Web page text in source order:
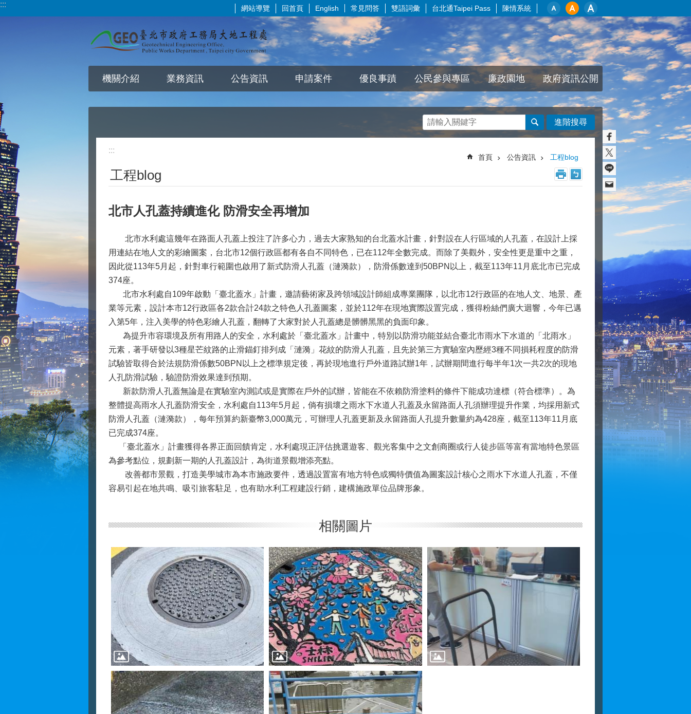
跳到主要內容區塊
::: 網站導覽 回首頁 English 常見問答 雙語詞彙 台北通Taipei Pass 陳情系統
機關介紹 業務資訊 公告資訊 申請案件 優良事蹟 公民參與專區 廉政園地 政府資訊公開
進階搜尋
:::
首頁 公告資訊 工程blog
工程blog
北市人孔蓋持續進化 防滑安全再增加
北市水利處這幾年在路面人孔蓋上投注了許多心力，過去大家熟知的台北蓋水計畫，針對設在人行區域的人孔蓋，在設計上採
用連結在地人文的彩繪圖案，台北市12個行政區都有各自不同特色，已在112年全數完成。而除了美觀外，安全性更是重中之重，
因此從113年5月起，針對車行範圍也啟用了新式防滑人孔蓋（漣漪款），防滑係數達到50BPN以上，截至113年11月底北市已完成
374座。
北市水利處自109年啟動「臺北蓋水」計畫，邀請藝術家及跨領域設計師組成專業團隊，以北市12行政區的在地人文、地景、產
業等元素，設計本市12行政區各2款合計24款之特色人孔蓋圖案，並於112年在現地實際設置完成，獲得粉絲們廣大迴響，今年已邁
入第5年，注入美學的特色彩繪人孔蓋，翻轉了大家對於人孔蓋總是髒髒黑黑的負面印象。
為提升市容環境及所有用路人的安全，水利處於「臺北蓋水」計畫中，特別以防滑功能並結合臺北市雨水下水道的「北雨水」
元素，著手研發以3種星芒紋路的止滑錨釘排列成「漣漪」花紋的防滑人孔蓋，且先於第三方實驗室內歷經3種不同損耗程度的防滑
試驗皆取得合於法規防滑係數50BPN以上之標準規定後，再於現地進行戶外道路試辦1年，試辦期間進行每半年1次一共2次的現地
人孔防滑試驗，驗證防滑效果達到預期。
新款防滑人孔蓋無論是在實驗室內測試或是實際在戶外的試辦，皆能在不依賴防滑塗料的條件下能成功達標（符合標準）。為
整體提高雨水人孔蓋防滑安全，水利處自113年5月起，倘有損壞之雨水下水道人孔蓋及永留路面人孔須辦理提升作業，均採用新式
防滑人孔蓋（漣漪款），每年預算約新臺幣3,000萬元，可辦理人孔蓋更新及永留路面人孔提升數量約為428座，截至113年11月底
已完成374座。
「臺北蓋水」計畫獲得各界正面回饋肯定，水利處現正評估挑選遊客、觀光客集中之文創商圈或行人徒步區等富有當地特色景區
為參考點位，規劃新一期的人孔蓋設計，為街道景觀增添亮點。
改善都市景觀，打造美學城市為本市施政要件，透過設置富有地方特色或獨特價值為圖案設計核心之雨水下水道人孔蓋，不僅
容易引起在地共鳴、吸引旅客駐足，也有助水利工程建設行銷，建構施政單位品牌形象。
相關圖片